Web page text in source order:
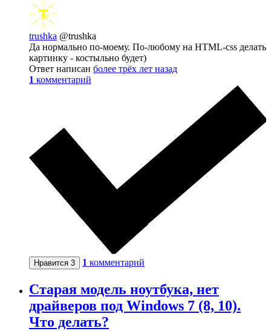
trushka @trushka
Да нормально по-моему. По-любому на HTML-css делать
картинку - костыльно будет)
Ответ написан более трёх лет назад
1 комментарий
Нравится 3 1 комментарий
Старая модель ноутбука, нет
драйверов под Windows 7 (8, 10).
Что делать?